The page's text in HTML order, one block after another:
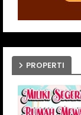
PROPERTI